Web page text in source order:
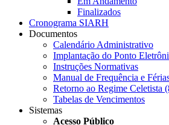
Finalizados
Cronograma SIARH
Documentos
Calendário Administrativo
Implantação do Ponto
Instruções Normativas
Manual de Frequência e
Retorno ao Regime Celetista
Tabelas de Vencimentos
Sistemas
Acesso Público